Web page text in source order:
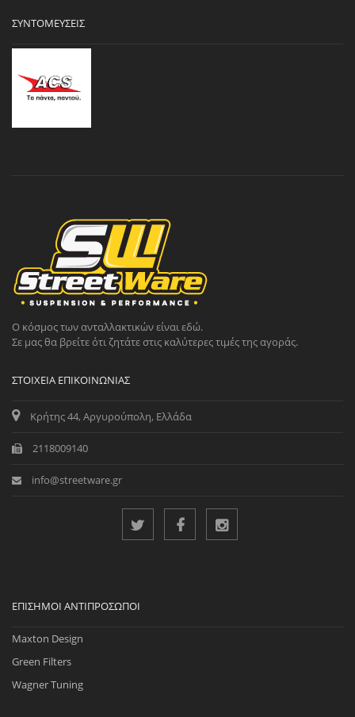
ΣΥΝΤΟΜΕΎΣΕΙΣ
Ο κόσμος των ανταλλακτικών είναι εδώ.
Σε μας θα βρείτε ότι ζητάτε στις καλύτερες τιμές της αγοράς.
ΣΤΟΙΧΕΊΑ ΕΠΙΚΟΙΝΩΝΊΑΣ
Κρήτης 44, Αργυρούπολη, Ελλάδα
2118009140
info@streetware.gr
ΕΠΊΣΗΜΟΙ ΑΝΤΙΠΡΌΣΩΠΟΙ
Maxton Design
Green Filters
Wagner Tuning